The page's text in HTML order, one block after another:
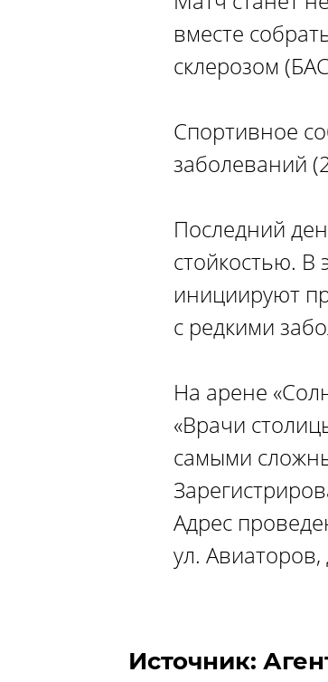
вместе
склерозом
Спортивное
заболеваний
Последний
стойкостью. В
инициируют
с редкими
На арене
«Врачи
самыми
Адрес
ул.
Источник: